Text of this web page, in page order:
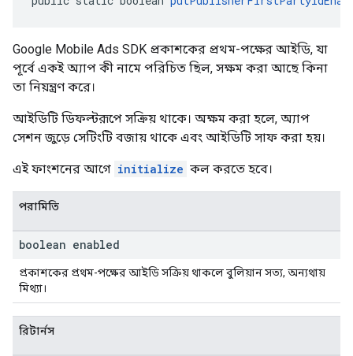
Google Mobile Ads SDK প্রকাশকের প্রথম-পক্ষের আইডি, যা
পূর্বে একই অ্যাপ কী নামে পরিচিত ছিল, সক্ষম করা আছে কিনা
তা নিয়ন্ত্রণ করে।
আইডিটি ডিফল্টরূপে সক্রিয় থাকে। অক্ষম করা হলে, অ্যাপ
সেশন জুড়ে সেটিংটি বজায় থাকে এবং আইডিটি সাফ করা হয়।
এই ফাংশনের আগে initialize কল করতে হবে।
পরামিতি
boolean enabled
প্রকাশকের প্রথম-পক্ষের আইডি সক্রিয় থাকলে বুলিয়ান সত্য, অন্যথায়
মিথ্যা।
রিটার্নস